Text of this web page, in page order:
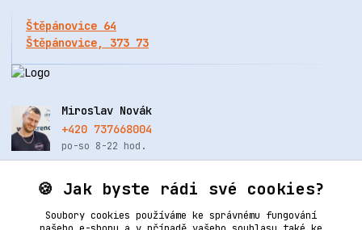
Štěpánovice 64
Štěpánovice, 373 73
Miroslav Novák
+420 737668004
po-so 8-22 hod.
info@renovacekuze.cz
🍪 Jak byste rádi své cookies?
Soubory cookies používáme ke správnému fungování